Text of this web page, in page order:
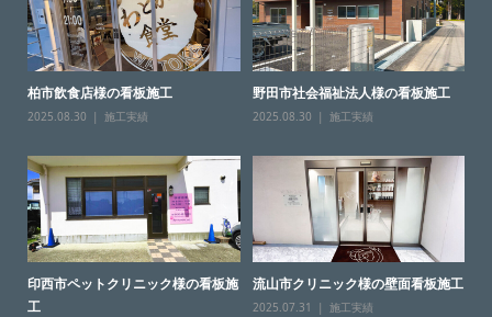
柏市飲食店様の看板施工
2025.08.30 施工実績
野田市社会福祉法人様の看板施工
2025.08.30 施工実績
印西市ペットクリニック様の看板施
工
流山市クリニック様の壁面看板施工
2025.07.31 施工実績